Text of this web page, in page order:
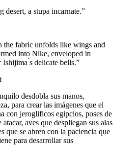
desert, a stupa incarnate.”
the fabric unfolds like wings and
into Nike, enveloped in
Ishijima ́s delicate bells.”
desdobla sus manos,
para crear las imágenes que el
con jeroglificos egipcios, poses de
aves que despliegan sus alas
que se abren con la paciencia que
para desarrollar sus